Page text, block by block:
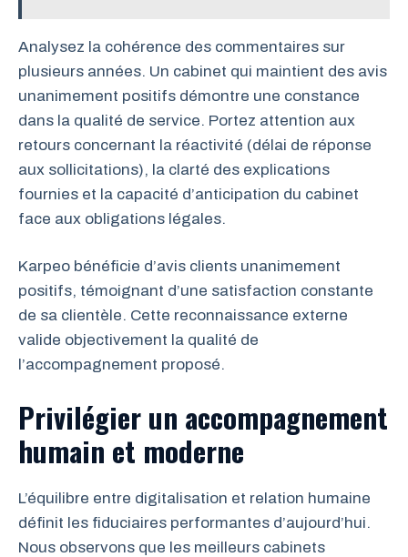
Analysez la cohérence des commentaires sur
plusieurs années. Un cabinet qui maintient des avis
unanimement positifs démontre une constance
dans la qualité de service. Portez attention aux
retours concernant la réactivité (délai de réponse
aux sollicitations), la clarté des explications
fournies et la capacité d’anticipation du cabinet
face aux obligations légales.
Karpeo bénéficie d’avis clients unanimement
positifs, témoignant d’une satisfaction constante
de sa clientèle. Cette reconnaissance externe
valide objectivement la qualité de
l’accompagnement proposé.
Privilégier un accompagnement
humain et moderne
L’équilibre entre digitalisation et relation humaine
définit les fiduciaires performantes d’aujourd’hui.
Nous observons que les meilleurs cabinets